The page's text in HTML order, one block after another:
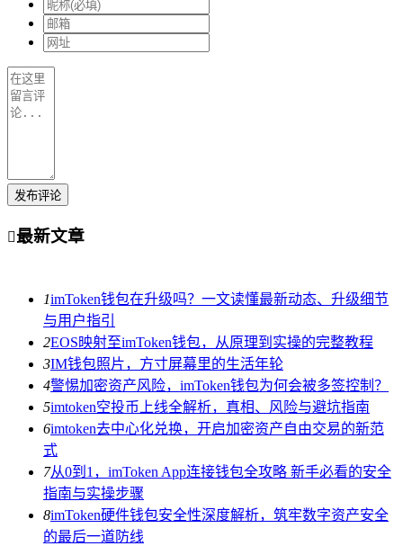
发布评论
最新文章
1imToken钱包在升级吗？一文读懂最新动态、升级细节
与用户指引
2EOS映射至imToken钱包，从原理到实操的完整教程
3IM钱包照片，方寸屏幕里的生活年轮
4警惕加密资产风险，imToken钱包为何会被多签控制？
5imtoken空投币上线全解析，真相、风险与避坑指南
6imtoken去中心化兑换，开启加密资产自由交易的新范
式
7从0到1，imToken App连接钱包全攻略 新手必看的安全
指南与实操步骤
8imToken硬件钱包安全性深度解析，筑牢数字资产安全
的最后一道防线